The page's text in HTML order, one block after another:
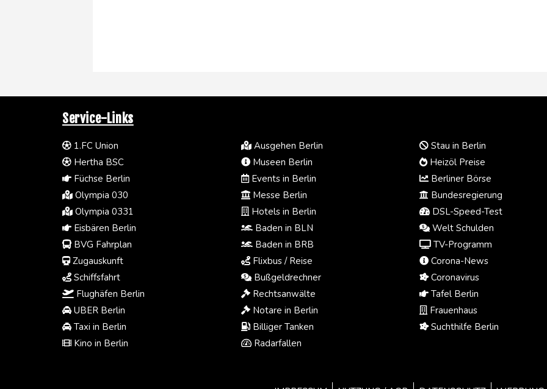
Service-Links
1.FC Union
Hertha BSC
Füchse Berlin
Olympia 030
Olympia 0331
Eisbären Berlin
BVG Fahrplan
Zugauskunft
Schiffsfahrt
Flughäfen Berlin
UBER Berlin
Taxi in Berlin
Kino in Berlin
Ausgehen Berlin
Museen Berlin
Events in Berlin
Messe Berlin
Hotels in Berlin
Baden in BLN
Baden in BRB
Flixbus / Reise
Bußgeldrechner
Rechtsanwälte
Notare in Berlin
Billiger Tanken
Radarfallen
Stau in Berlin
Heizöl Preise
Berliner Börse
Bundesregierung
DSL-Speed-Test
Welt Schulden
TV-Programm
Corona-News
Coronavirus
Tafel Berlin
Frauenhaus
Suchthilfe Berlin